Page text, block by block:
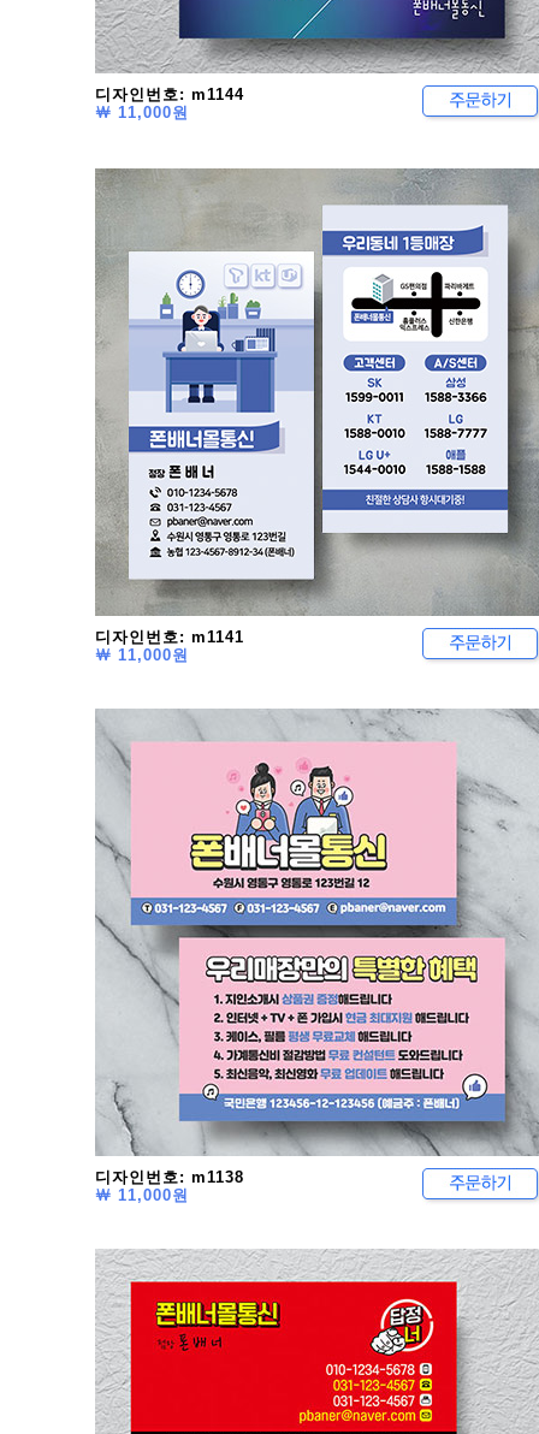
디자인번호: m1144
￦ 11,000원
디자인번호: m1141
￦ 11,000원
디자인번호: m1138
￦ 11,000원